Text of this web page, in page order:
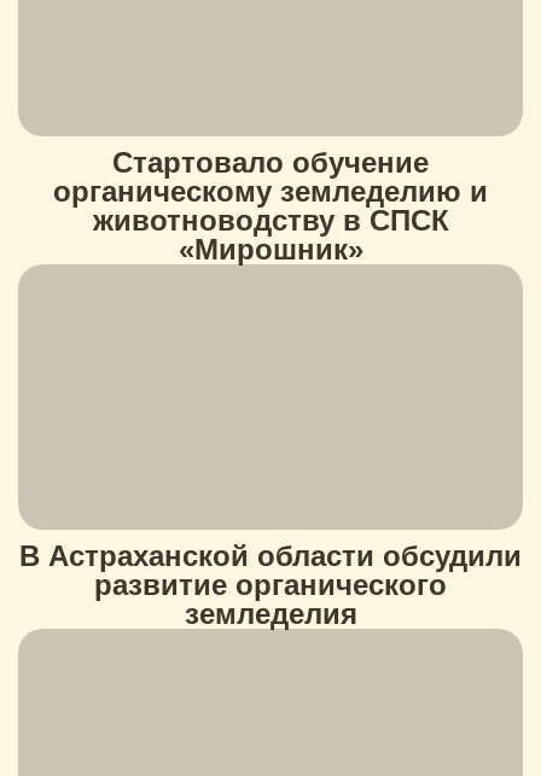
Стартовало обучение
органическому земледелию и
животноводству в СПСК
«Мирошник»
В Астраханской области обсудили
развитие органического
земледелия